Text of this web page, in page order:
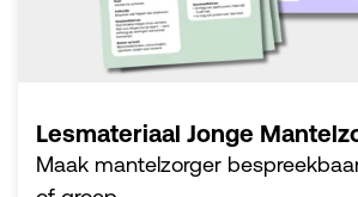
Lesmateriaal Jonge
Maak mantelzorger